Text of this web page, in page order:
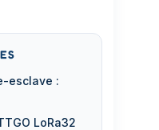
esclave :
LoRa32